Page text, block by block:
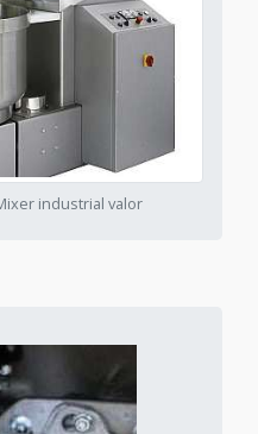
industrial valor